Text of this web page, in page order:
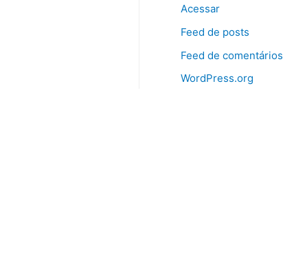
Acessar
Feed de posts
Feed de comentários
WordPress.org